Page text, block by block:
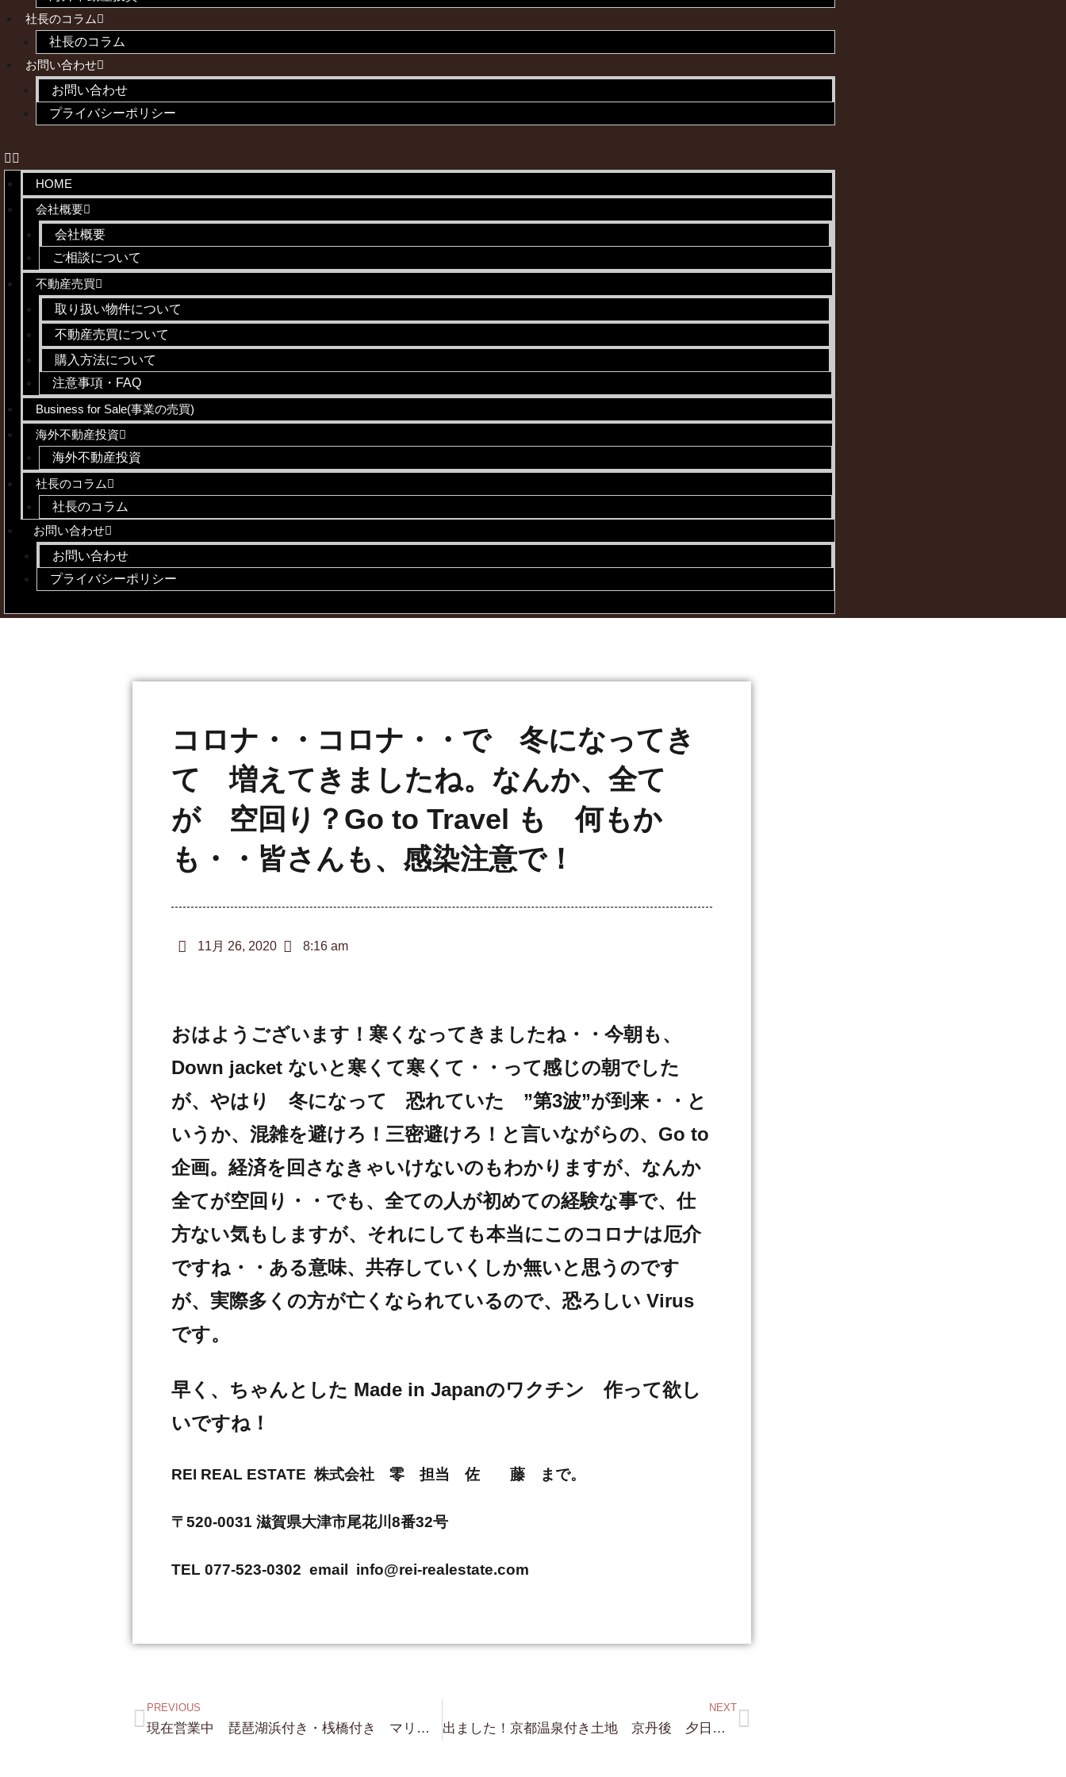
社長のコラム
社長のコラム
お問い合わせ
お問い合わせ
プライバシーポリシー
HOME
会社概要
会社概要
ご相談について
不動産売買
取り扱い物件について
不動産売買について
購入方法について
注意事項・FAQ
Business for Sale(事業の売買)
海外不動産投資
海外不動産投資
社長のコラム
社長のコラム
お問い合わせ
お問い合わせ
プライバシーポリシー
コロナ・・コロナ・・で 冬になってき
て 増えてきましたね。なんか、全て
が 空回り？Go to Travel も 何もか
も・・皆さんも、感染注意で！
11月 26, 2020 8:16 am
おはようございます！寒くなってきましたね・・今朝も、
Down jacket ないと寒くて寒くて・・って感じの朝でした
が、やはり 冬になって 恐れていた ”第3波”が到来・・と
いうか、混雑を避けろ！三密避けろ！と言いながらの、Go to
企画。経済を回さなきゃいけないのもわかりますが、なんか
全てが空回り・・でも、全ての人が初めての経験な事で、仕
方ない気もしますが、それにしても本当にこのコロナは厄介
ですね・・ある意味、共存していくしか無いと思うのです
が、実際多くの方が亡くなられているので、恐ろしい Virus
です。
早く、ちゃんとした Made in Japanのワクチン 作って欲し
いですね！
REI REAL ESTATE 株式会社 零 担当 佐 藤 まで。
〒520-0031 滋賀県大津市尾花川8番32号
TEL 077-523-0302 email info@rei-realestate.com
PREVIOUS
現在営業中 琵琶湖浜付き・桟橋付き マリーナ物件3件 立地もかなり良い場所に 各々の物件はあります！マリーナ事業計画されている方へ
NEXT
出ました！京都温泉付き土地 京丹後 夕日ヶ浦 駅からも徒歩4分 約677坪土地 温泉付の別荘なんて お洒落じゃないですかっ！